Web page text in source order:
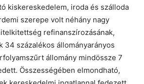
kiskereskedelem, iroda és szálloda
szerepe volt néhány nagy
refinanszírozásának,
34 százalékos állományarányos
állomány mindössze 7
Összességében elmondható,